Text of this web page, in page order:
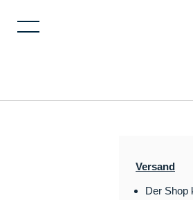
Versand
Der Shop